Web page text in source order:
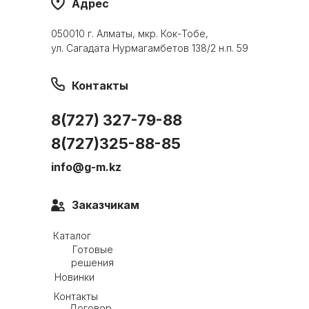
Контакты
050010 г. Алматы, мкр. Кок-Тобе,
ул. Сагадата Нурмагамбетов 138/2 н.п. 59
info@g-m.kz
Заказчикам
Адрес
8(727) 327-79-88
8(727)325-88-85
Новинки
Готовые
решения
Контакты
Каталог